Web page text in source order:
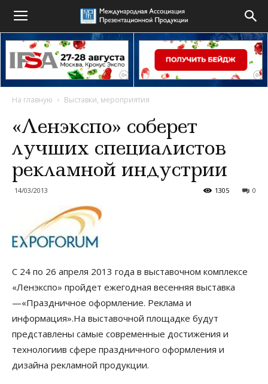
На главную Выставки, мероприятия
«Ленэкспо» соберет
лучших специалистов
рекламной индустрии
14/03/2013 0
1305
С 24 по 26 апреля 2013 года в выставочном комплексе
«Ленэкспо» пройдет ежегодная весенняя выставка
—«Праздничное оформление. Реклама и
информация».На выставочной площадке будут
представлены самые современные достижения и
технологиив сфере праздничного оформления и
дизайна рекламной продукции.